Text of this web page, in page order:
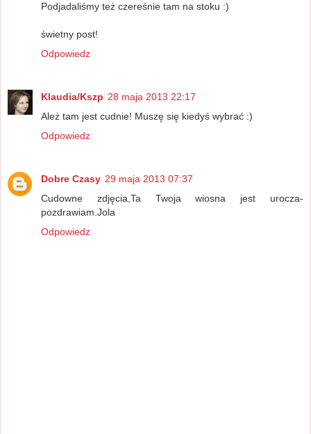
Podjadaliśmy też czereśnie tam na stoku :)
świetny post!
Odpowiedz
Klaudia/Kszp 28 maja 2013 22:17
Ależ tam jest cudnie! Muszę się kiedyś wybrać :)
Odpowiedz
Dobre Czasy 29 maja 2013 07:37
Cudowne zdjęcia,Ta Twoja wiosna jest urocza-
pozdrawiam.Jola
Odpowiedz